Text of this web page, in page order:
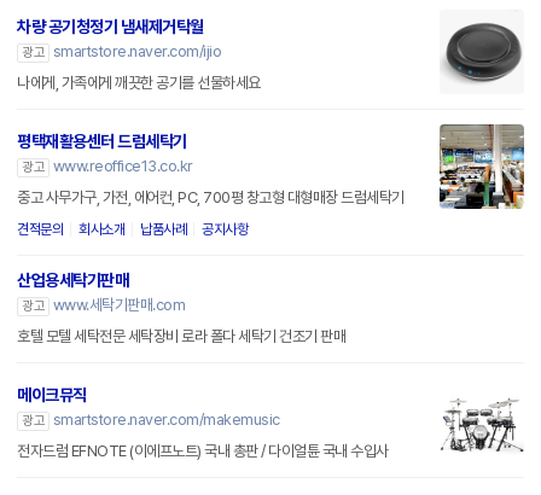
차량 공기청정기 냄새제거탁월
광고 smartstore.naver.com/ijio
나에게, 가족에게 깨끗한 공기를 선물하세요
평택재활용센터 드럼세탁기
광고 www.reoffice13.co.kr
중고 사무가구, 가전, 에어컨, PC, 700평 창고형 대형매장 드럼세탁기
견적문의 회사소개 납품사례 공지사항
산업용세탁기판매
광고 www.세탁기판매.com
호텔 모텔 세탁전문 세탁장비 로라 폴다 세탁기 건조기 판매
메이크뮤직
광고 smartstore.naver.com/makemusic
전자드럼 EFNOTE (이에프노트) 국내 총판 / 다이얼튠 국내 수입사